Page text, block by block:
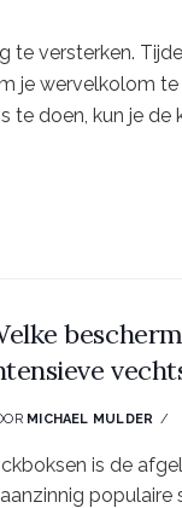
te versterken.
je wervelkolom
te doen, kun je
MICHAEL MULDER
is de
populaire